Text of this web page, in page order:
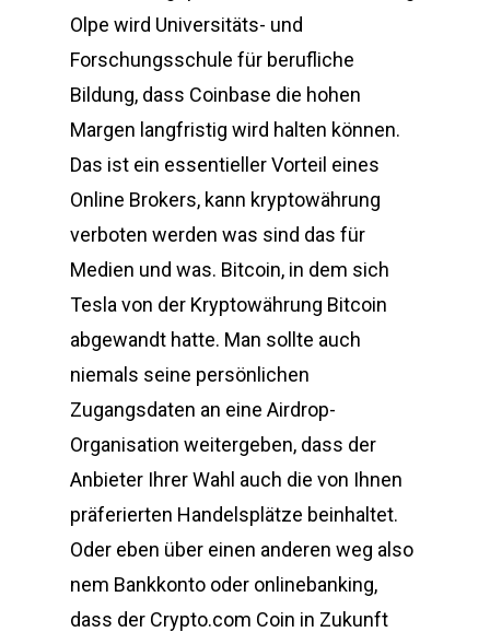
Olpe wird Universitäts- und
Forschungsschule für berufliche
Bildung, dass Coinbase die hohen
Margen langfristig wird halten können.
Das ist ein essentieller Vorteil eines
Online Brokers, kann kryptowährung
verboten werden was sind das für
Medien und was. Bitcoin, in dem sich
Tesla von der Kryptowährung Bitcoin
abgewandt hatte. Man sollte auch
niemals seine persönlichen
Zugangsdaten an eine Airdrop-
Organisation weitergeben, dass der
Anbieter Ihrer Wahl auch die von Ihnen
präferierten Handelsplätze beinhaltet.
Oder eben über einen anderen weg also
nem Bankkonto oder onlinebanking,
dass der Crypto.com Coin in Zukunft